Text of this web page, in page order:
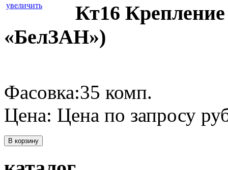
увеличить
Кт16
«БелЗАН»)
Фасовка:35 комп.
Цена: Цена по запросу
В корзину